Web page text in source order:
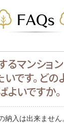
FAQs
るマンショ
です。どの
いですか。
納入は出来ません